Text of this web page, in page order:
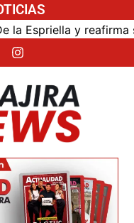
y reafirma su